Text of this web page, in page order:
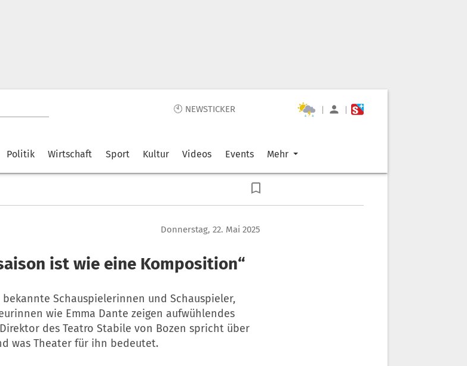
🕙 NEWSTICKER | |
Politik Wirtschaft Sport Kultur Videos Events Mehr
Donnerstag, 22. Mai 2025
ist wie eine Komposition“
bekannte Schauspielerinnen und Schauspieler,
wie Emma Dante zeigen aufwühlendes
des Teatro Stabile von Bozen spricht über
was Theater für ihn bedeutet.